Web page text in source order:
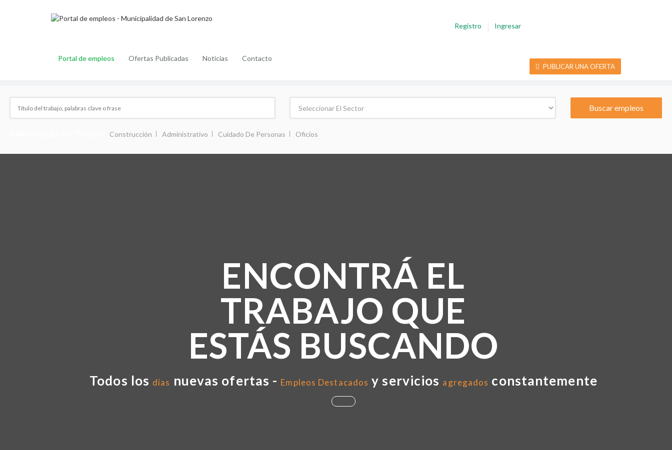
Portal de empleos Ofertas Publicadas Noticias Contacto
Registro Ingresar
PUBLICAR UNA OFERTA
Construcción Administrativo Cuidado De Personas Oficios
ENCONTRÁ EL
TRABAJO QUE
ESTÁS BUSCANDO
Todos los días nuevas ofertas - Empleos Destacados y servicios agregados constantemente